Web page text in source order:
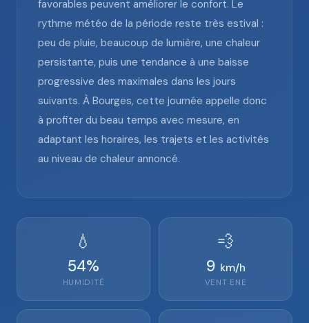
favorables peuvent améliorer le confort. Le
rythme météo de la période reste très estival :
peu de pluie, beaucoup de lumière, une chaleur
persistante, puis une tendance à une baisse
progressive des maximales dans les jours
suivants. À Bourges, cette journée appelle donc
à profiter du beau temps avec mesure, en
adaptant les horaires, les trajets et les activités
au niveau de chaleur annoncé.
💧
54%
HUMIDITÉ
💨
9 km/h
VENT ENE